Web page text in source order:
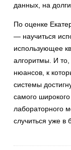
данных, на
По оценке
— научиться
использующее
алгоритмы. И
нюансов, к
системы
самого
лабораторного
случиться уже в